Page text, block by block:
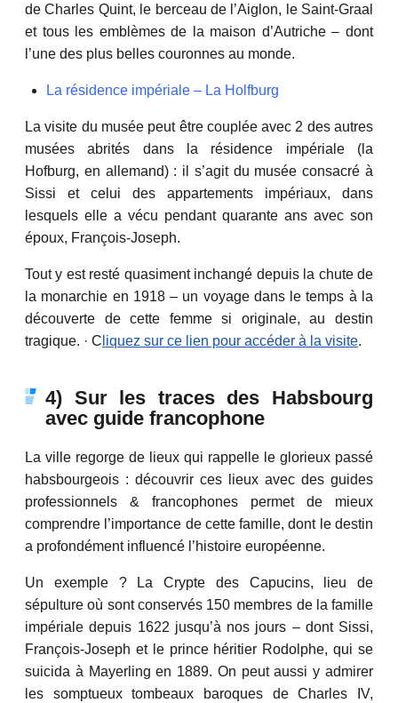
de Charles Quint, le berceau de l’Aiglon, le Saint-Graal
et tous les emblèmes de la maison d’Autriche – dont
l’une des plus belles couronnes au monde.
La résidence impériale – La Holfburg
La visite du musée peut être couplée avec 2 des autres
musées abrités dans la résidence impériale (la
Hofburg, en allemand) : il s’agit du musée consacré à
Sissi et celui des appartements impériaux, dans
lesquels elle a vécu pendant quarante ans avec son
époux, François-Joseph.
Tout y est resté quasiment inchangé depuis la chute de
la monarchie en 1918 – un voyage dans le temps à la
découverte de cette femme si originale, au destin
tragique. · C liquez sur ce lien pour accéder à la visite.
4) Sur les traces des Habsbourg
avec guide francophone
La ville regorge de lieux qui rappelle le glorieux passé
habsbourgeois : découvrir ces lieux avec des guides
professionnels & francophones permet de mieux
comprendre l’importance de cette famille, dont le destin
a profondément influencé l’histoire européenne.
Un exemple ? La Crypte des Capucins, lieu de
sépulture où sont conservés 150 membres de la famille
impériale depuis 1622 jusqu’à nos jours – dont Sissi,
François-Joseph et le prince héritier Rodolphe, qui se
suicida à Mayerling en 1889. On peut aussi y admirer
les somptueux tombeaux baroques de Charles IV,